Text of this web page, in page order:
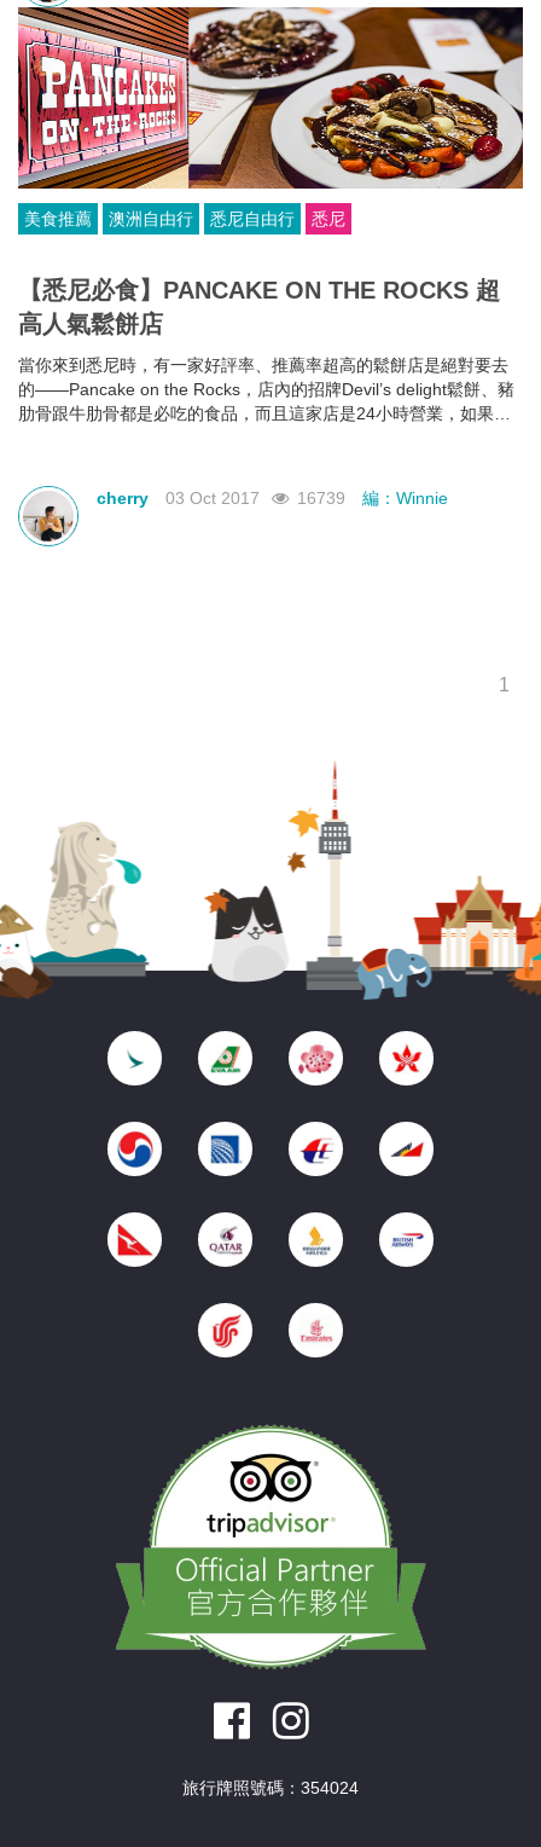
美食推薦 澳洲自由行 悉尼自由行 悉尼
【悉尼必食】PANCAKE ON THE ROCKS 超
高人氣鬆餅店
當你來到悉尼時，有一家好評率、推薦率超高的鬆餅店是絕對要去
的——Pancake on the Rocks，店內的招牌Devil’s delight鬆餅、豬
肋骨跟牛肋骨都是必吃的食品，而且這家店是24小時營業，如果在
cherry 03 Oct 2017 16739 編：Winnie
1
旅行牌照號碼：354024